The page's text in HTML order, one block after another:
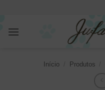
content
Início Produtos